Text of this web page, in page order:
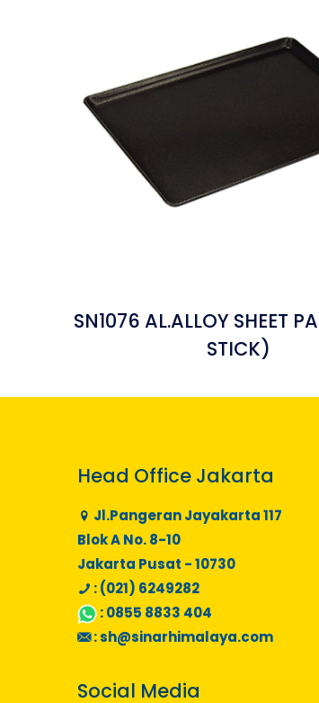
SN1076 AL.ALLOY SHEET
STICK)
Head Office Jakarta
Jl.Pangeran Jayakarta 117
Blok A No. 8-10
Jakarta Pusat - 10730
: (021) 6249282
:0855 8833 404
:sh@sinarhimalaya.com
Social Media